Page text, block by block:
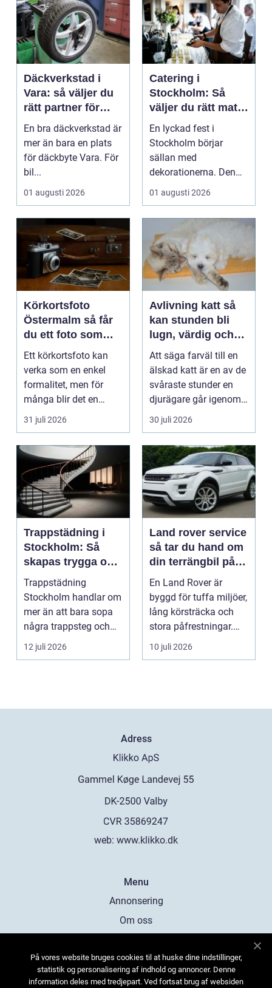
Däckverkstad i
Vara: så väljer du
rätt partner för
säker körning året
runt
En bra däckverkstad är
mer än bara en plats
för däckbyte Vara. För
bil...
01 augusti 2026
Catering i
Stockholm: Så
väljer du rätt mat
till ditt evenemang
En lyckad fest i
Stockholm börjar
sällan med
dekorationerna. Den
börjar i köket....
01 augusti 2026
Körkortsfoto
Östermalm så får
du ett foto som
alltid blir godkänt
Ett körkortsfoto kan
verka som en enkel
formalitet, men för
många blir det en
oväntad källa till str...
31 juli 2026
Avlivning katt så
kan stunden bli
lugn, värdig och
trygg
Att säga farväl till en
älskad katt är en av de
svåraste stunder en
djurägare går igenom.
Beslutet o...
30 juli 2026
Trappstädning i
Stockholm: Så
skapas trygga och
trivsamma
trapphus
Trappstädning
Stockholm handlar om
mer än att bara sopa
några trappsteg och
torka en...
12 juli 2026
Land rover service
så tar du hand om
din terrängbil på
rätt sätt
En Land Rover är
byggd för tuffa miljöer,
lång körsträcka och
stora påfrestningar.
Samtidigt är det ...
10 juli 2026
Adress
web: www.klikko.dk
Menu
Annonsering
Om oss
Kontakta oss
Sitemap
På vores website bruges cookies til at huske dine indstillinger,
statistik og personalisering af indhold og annoncer. Denne
information deles med tredjepart. Ved fortsat brug af websiden